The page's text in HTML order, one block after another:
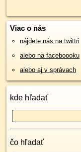
Viac o nás
nájdete nás na twittri
alebo na faceboooku
alebo aj v správach
kde hľadať
čo hľadať